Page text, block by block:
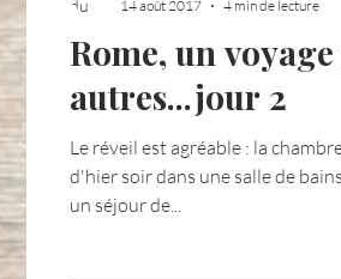
Rome, un
autres...jour 2
Le réveil est agréable : la
d'hier soir dans une salle de
un séjour de...
14 août 2017
4 min de lecture